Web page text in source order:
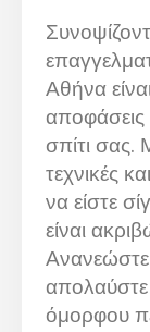
Αθήνα
αποφάσεις
σπίτι σας.
τεχνικές
να είστε
είναι
Ανανεώστε
όμορφου